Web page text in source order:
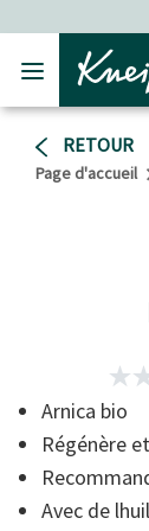
Passer au
Passer au
RETOUR
Page d'accueil
3.9 de 5 étoiles
valeur
de
sur
la
Arnica bio
Régénère
Avec de